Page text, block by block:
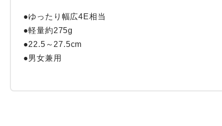
●ゆったり幅広4E相当
●軽量約275g
●22.5～27.5cm
●男女兼用